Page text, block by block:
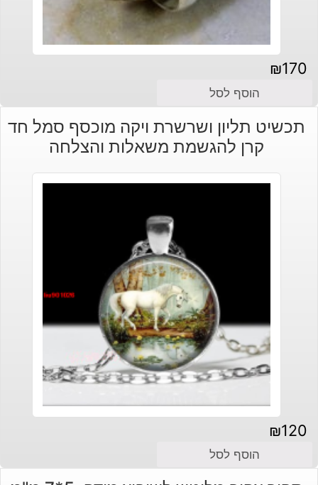
₪170
הוסף לסל
תכשיט תליון ושרשרת ויקה מוכסף סמל חד
קרן להגשמת משאלות והצלחה
₪120
הוסף לסל